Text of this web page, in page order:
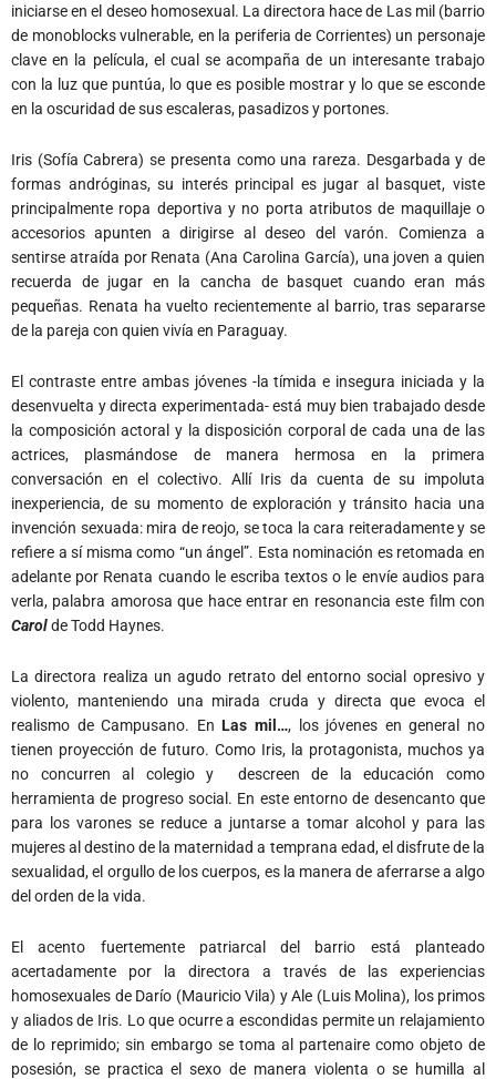
iniciarse en el deseo homosexual. La directora hace de Las mil (barrio
de monoblocks vulnerable, en la periferia de Corrientes) un personaje
clave en la película, el cual se acompaña de un interesante trabajo
con la luz que puntúa, lo que es posible mostrar y lo que se esconde
en la oscuridad de sus escaleras, pasadizos y portones.
Iris (Sofía Cabrera) se presenta como una rareza. Desgarbada y de
formas andróginas, su interés principal es jugar al basquet, viste
principalmente ropa deportiva y no porta atributos de maquillaje o
accesorios apunten a dirigirse al deseo del varón. Comienza a
sentirse atraída por Renata (Ana Carolina García), una joven a quien
recuerda de jugar en la cancha de basquet cuando eran más
pequeñas. Renata ha vuelto recientemente al barrio, tras separarse
de la pareja con quien vivía en Paraguay.
El contraste entre ambas jóvenes -la tímida e insegura iniciada y la
desenvuelta y directa experimentada- está muy bien trabajado desde
la composición actoral y la disposición corporal de cada una de las
actrices, plasmándose de manera hermosa en la primera
conversación en el colectivo. Allí Iris da cuenta de su impoluta
inexperiencia, de su momento de exploración y tránsito hacia una
invención sexuada: mira de reojo, se toca la cara reiteradamente y se
refiere a sí misma como “un ángel”. Esta nominación es retomada en
adelante por Renata cuando le escriba textos o le envíe audios para
verla, palabra amorosa que hace entrar en resonancia este film con
Carolde Todd Haynes.
La directora realiza un agudo retrato del entorno social opresivo y
violento, manteniendo una mirada cruda y directa que evoca el
realismo de Campusano. EnLas mil…, los jóvenes en general no
tienen proyección de futuro. Como Iris, la protagonista, muchos ya
no concurren al colegio y descreen de la educación como
herramienta de progreso social. En este entorno de desencanto que
para los varones se reduce a juntarse a tomar alcohol y para las
mujeres al destino de la maternidad a temprana edad, el disfrute de la
sexualidad, el orgullo de los cuerpos, es la manera de aferrarse a algo
del orden de la vida.
El acento fuertemente patriarcal del barrio está planteado
acertadamente por la directora a través de las experiencias
homosexuales de Darío (Mauricio Vila) y Ale (Luis Molina), los primos
y aliados de Iris. Lo que ocurre a escondidas permite un relajamiento
de lo reprimido; sin embargo se toma al partenaire como objeto de
posesión, se practica el sexo de manera violenta o se humilla al